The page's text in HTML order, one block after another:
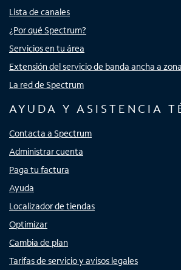
Lista de canales
¿Por qué Spectrum?
Servicios en tu área
Extensión del servicio de banda ancha a
La red de Spectrum
AYUDA Y ASISTENCIA
Contacta a Spectrum
Administrar cuenta
Paga tu factura
Ayuda
Localizador de tiendas
Optimizar
Cambia de plan
Tarifas de servicio y avisos legales